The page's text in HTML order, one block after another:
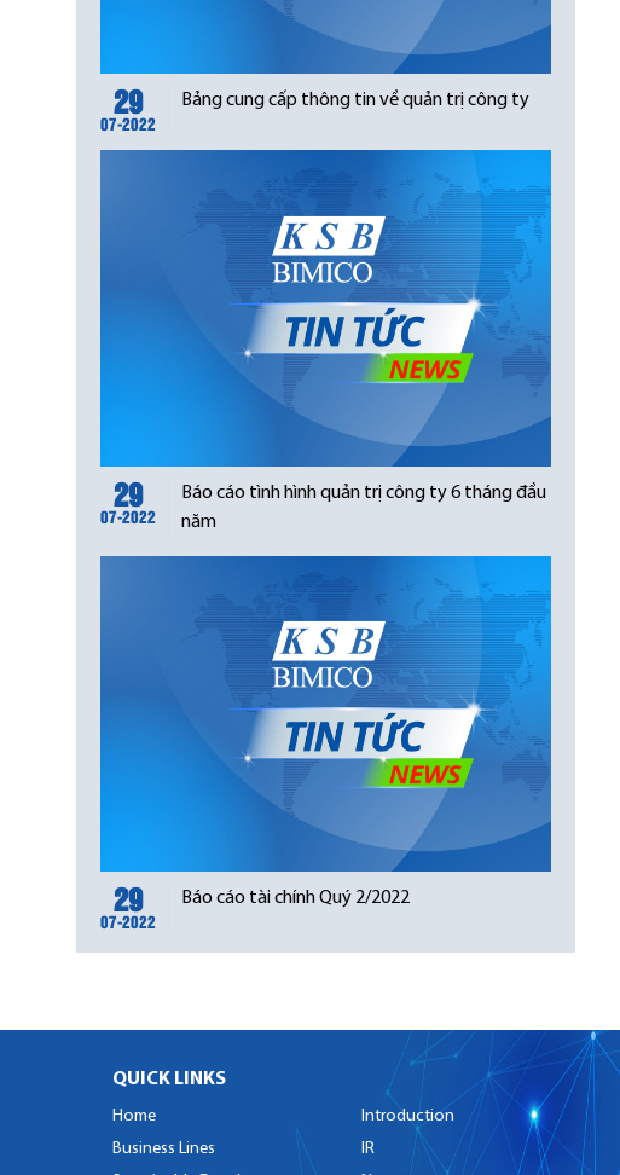
29
07-2022
Bảng cung cấp thông tin về quản trị công ty
29
07-2022
Báo cáo tình hình quản trị công ty 6 tháng đầu
năm
29
07-2022
Báo cáo tài chính Quý 2/2022
QUICK LINKS
Home
Introduction
Business Lines
IR